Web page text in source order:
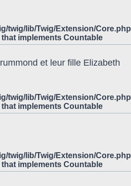
twig/lib/Twig/Extension/Core.php
implements Countable
et leur fille Elizabeth
twig/lib/Twig/Extension/Core.php
implements Countable
twig/lib/Twig/Extension/Core.php
implements Countable